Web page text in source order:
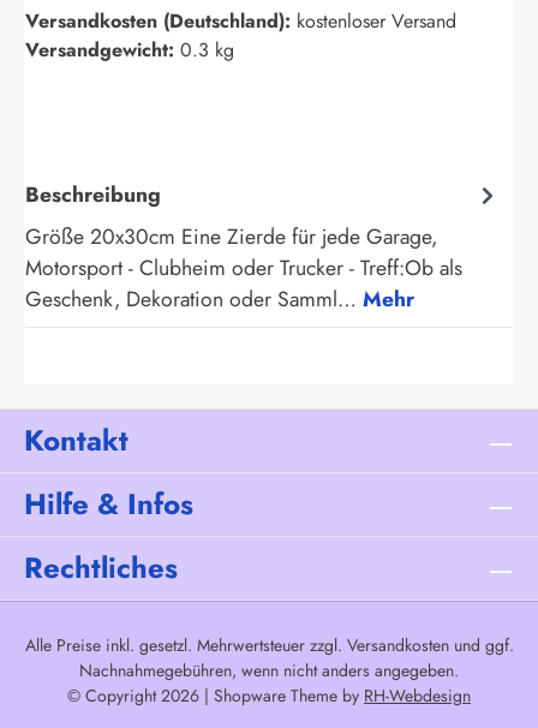
Versandkosten (Deutschland): kostenloser Versand
Versandgewicht: 0.3 kg
Beschreibung
Größe 20x30cm Eine Zierde für jede Garage,
Motorsport - Clubheim oder Trucker - Treff:Ob als
Geschenk, Dekoration oder Samml… Mehr
Kontakt
Hilfe & Infos
Rechtliches
Alle Preise inkl. gesetzl. Mehrwertsteuer zzgl. Versandkostenund ggf.
Nachnahmegebühren, wenn nicht anders angegeben.
© Copyright 2026 | Shopware Theme by RH-Webdesign